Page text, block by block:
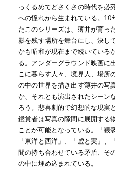
っくるめてどさくさの時代を必
への憧れから生まれている。10
たこのシリーズは、薄井が育っ
影を残す場所を舞台にし、決し
かも昭和が現在まで続いている
る。アンダーグラウンド映画に
こに暮らす人々、境界人、場所
の中の世界を描き出す薄井の写
か、それとも演出されたシーン
ろう。悲喜劇的で幻想的な現実
鑑賞者は写真の隙間に展開する
ことが可能となっている。「猥
「東洋と西洋」、「虚と実」、
間の持ち合わせている矛盾、そ
の中に埋め込まれている。